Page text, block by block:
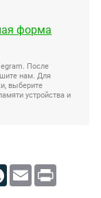
форма
После
нам. Для
выберите
устройства и
LiveJournal
Email Print